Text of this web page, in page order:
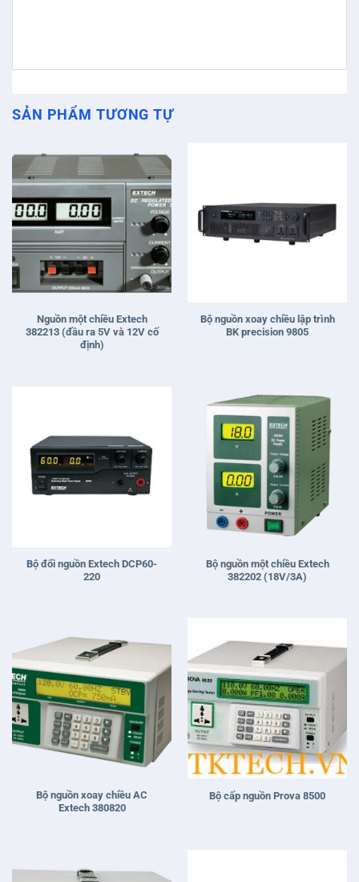
SẢN PHẨM TƯƠNG TỰ
Nguồn một chiều Extech
382213 (đầu ra 5V và 12V cố
định)
Bộ nguồn xoay chiều lập trình
BK precision 9805
Bộ đổi nguồn Extech DCP60-
220
Bộ nguồn một chiều Extech
382202 (18V/3A)
Bộ nguồn xoay chiều AC
Extech 380820
Bộ cấp nguồn Prova 8500